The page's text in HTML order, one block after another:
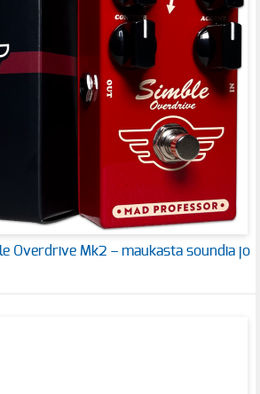
Overdrive Mk2 – maukasta soundia jo